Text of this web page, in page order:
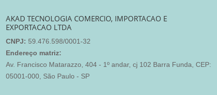
AKAD TECNOLOGIA COMERCIO, IMPORTACAO E
EXPORTACAO LTDA
CNPJ: 59.476.598/0001-32
Endereço matriz:
Av. Francisco Matarazzo, 404 - 1º andar, cj 102 Barra Funda, CEP:
05001-000, São Paulo - SP